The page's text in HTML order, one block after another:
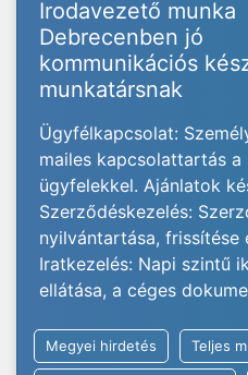
Irodavezető munka
Debrecenben jó
kommunikációs
munkatársnak
Ügyfélkapcsolat:
mailes kapcsolattartás a
ügyfelekkel. Ajánlatok
Szerződéskezelés:
nyilvántartása, frissítése
Iratkezelés: Napi szintű
ellátása, a céges
Megyei hirdetés Teljes